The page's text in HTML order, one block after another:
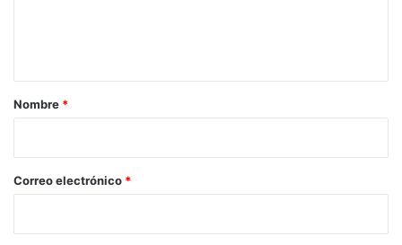
r
*
Nombre *
Correo electrónico *